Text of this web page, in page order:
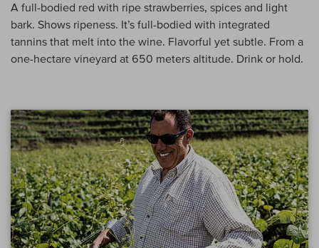
A full-bodied red with ripe strawberries, spices and light
bark. Shows ripeness. It’s full-bodied with integrated
tannins that melt into the wine. Flavorful yet subtle. From a
one-hectare vineyard at 650 meters altitude. Drink or hold.